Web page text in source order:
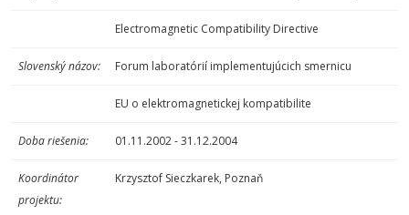
Electromagnetic Compatibility Directive
Slovenský názov: Forum laboratórií implementujúcich smernicu
EU o elektromagnetickej kompatibilite
Doba riešenia: 01.11.2002 - 31.12.2004
Koordinátor
projektu:
Krzysztof Sieczkarek, Poznaň